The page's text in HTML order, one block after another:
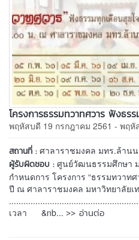
โครงการธรรมทวาทศวาร ฟังธร
พฤหัสบดี 19 กรกฎาคม 2561 - พฤหั
สถานที่ : ศาลาราชมงคล มทร.ล้าน
ผู้รับผิดชอบ : ศูนย์วัฒนธรรมศึกษา
กำหนดการ โครงการ “ธรรมทวาท
ปี ณ ศาลาราชมงคล มหาวิทยาลัย
เวลา &nb... >> อ่านต่อ